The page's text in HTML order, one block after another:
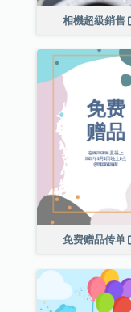
相機超級銷售
免费赠品传单